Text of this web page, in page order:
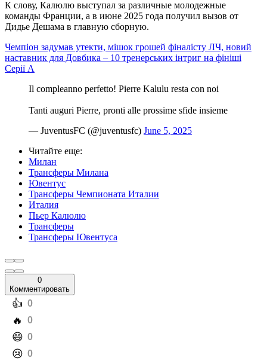
К слову, Калюлю выступал за различные молодежные
команды Франции, а в июне 2025 года получил вызов от
Дидье Дешама в главную сборную.
Чемпіон задумав утекти, мішок грошей фіналісту ЛЧ, новий
наставник для Довбика – 10 тренерських інтриг на фініші
Серії А
Il compleanno perfetto! Pierre Kalulu resta con noi ️️
Tanti auguri Pierre, pronti alle prossime sfide insieme
— JuventusFC (@juventusfc) June 5, 2025
Читайте еще:
Милан
Трансферы Милана
Ювентус
Трансферы Чемпионата Италии
Италия
Пьер Калюлю
Трансферы
Трансферы Ювентуса
0
Комментировать
️👍 0
️🔥 0
️😄 0
️😢 0